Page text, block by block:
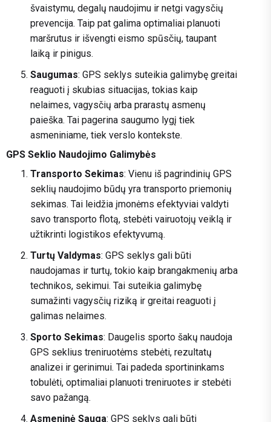
švaistymu, degalų naudojimu ir netgi vagysčių
prevencija. Taip pat galima optimaliai planuoti
maršrutus ir išvengti eismo spūsčių, taupant
laiką ir pinigus.
Saugumas: GPS seklys suteikia galimybę greitai
reaguoti į skubias situacijas, tokias kaip
nelaimes, vagysčių arba prarastų asmenų
paieška. Tai pagerina saugumo lygį tiek
asmeniniame, tiek verslo kontekste.
GPS Seklio Naudojimo Galimybės
Transporto Sekimas: Vienu iš pagrindinių GPS
seklių naudojimo būdų yra transporto priemonių
sekimas. Tai leidžia įmonėms efektyviai valdyti
savo transporto flotą, stebėti vairuotojų veiklą ir
užtikrinti logistikos efektyvumą.
Turtų Valdymas: GPS seklys gali būti
naudojamas ir turtų, tokio kaip brangakmenių arba
technikos, sekimui. Tai suteikia galimybę
sumažinti vagysčių riziką ir greitai reaguoti į
galimas nelaimes.
Sporto Sekimas: Daugelis sporto šakų naudoja
GPS seklius treniruotėms stebėti, rezultatų
analizei ir gerinimui. Tai padeda sportininkams
tobulėti, optimaliai planuoti treniruotes ir stebėti
savo pažangą.
Asmeninė Sauga: GPS seklys gali būti